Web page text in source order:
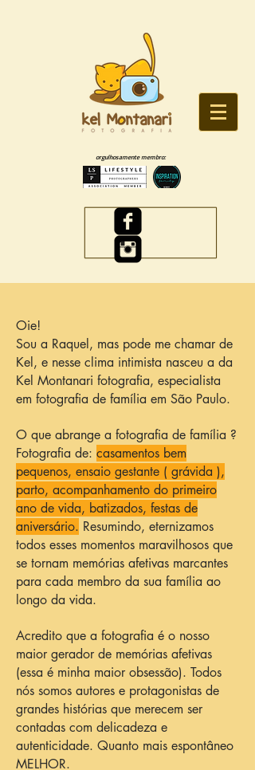
orgulhosamente membro:
Oie!
Sou a Raquel, mas pode me chamar de
Kel, e nesse clima intimista nasceu a da
Kel Montanari fotografia, especialista
em fotografia de família em São Paulo.
O que abrange a fotografia de família ?
Fotografia de: casamentos bem
pequenos, ensaio gestante ( grávida ),
parto, acompanhamento do primeiro
ano de vida, batizados, festas de
aniversário. Resumindo, eternizamos
todos esses momentos maravilhosos que
se tornam memórias afetivas marcantes
para cada membro da sua família ao
longo da vida.
Acredito que a fotografia é o nosso
maior gerador de memórias afetivas
(essa é minha maior obsessão). Todos
nós somos autores e protagonistas de
grandes histórias que merecem ser
contadas com delicadeza e
autenticidade. Quanto mais espontâneo
MELHOR.